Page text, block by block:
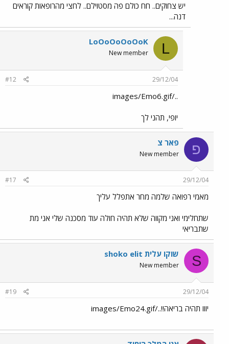
יש צחוקים.. חח כולם פה מסטוילם.. לחצי מהרופאות קוראים
דנה...
L
LoOoOoOoOoK
New member
29/12/04
#12
../images/Emo6.gif
יופי, תהני לך
פ פאר צ
New member
29/12/04
#17
מאמי רפואה שלמה מחר אתפלל עליך
שתחלימי ואני מקווה שלא תהיה חולה עוד מסכנה שלי אני מת
שתבריאי
S shoko elit שוקו עלית
New member
29/12/04
#19
יווו תהיה בריאה!!../images/Emo24.gif